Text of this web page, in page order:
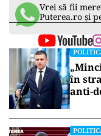
Vrei să fii
Puterea.ro și
în
anti-